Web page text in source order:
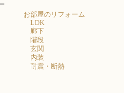
お部屋のリフォーム
LDK
廊下
階段
玄関
内装
耐震・断熱